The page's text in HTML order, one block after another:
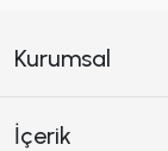
Kurumsal
İçerik